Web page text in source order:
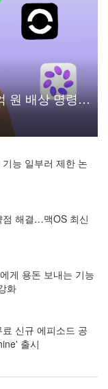
원 배상 명령…
능 일부러 제한 논
점 해결…맥OS 최신
게 용돈 보내는 기능
화
신규 에피소드 공
출시